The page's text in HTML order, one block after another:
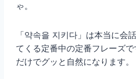
ゃ。
「약속을 지키다」は本当に会
てくる定番中の定番フレーズ
だけでグッと自然になります。